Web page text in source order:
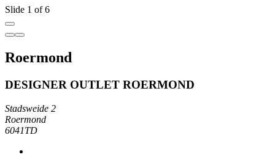
Slide 1 of 6
Roermond
DESIGNER OUTLET ROERMOND
Stadsweide 2
Roermond
6041TD